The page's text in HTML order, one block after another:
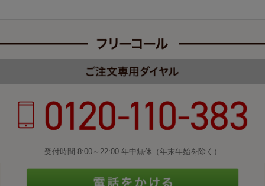
受付時間 8:00～22:00 年中無休（年末年始を除く）